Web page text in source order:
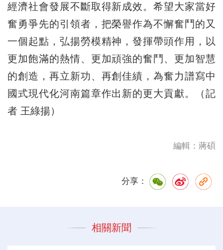
經濟社會發展不斷取得新成效。希望大家當好
奮勇爭先的引領者，把榮譽作為不懈奮鬥的又
一個起點，弘揚勞模精神，發揮帶頭作用，以
更加飽滿的熱情、更加頑強的奮鬥、更加智慧
的創造，再立新功、再創佳績，為奮力譜寫中
國式現代化河南篇章作出新的更大貢獻。（記
者 王綠揚）
編輯：蔣碩
分享：
相關新聞